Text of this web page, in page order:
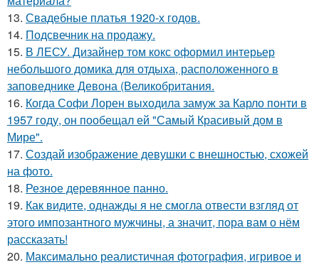
13. Свадебные платья 1920-х годов.
14. Подсвечник на продажу.
15. В ЛЕСУ. Дизайнер том кокс оформил интерьер
небольшого домика для отдыха, расположенного в
заповеднике Девона (Великобритания.
16. Когда Софи Лорен выходила замуж за Карло понти в
1957 году, он пообещал ей "Самый Красивый дом в
Мире".
17. Создай изображение девушки с внешностью, схожей
на фото.
18. Резное деревянное панно.
19. Как видите, однажды я не смогла отвести взгляд от
этого импозантного мужчины, а значит, пора вам о нём
рассказать!
20. Максимально реалистичная фотография, игривое и